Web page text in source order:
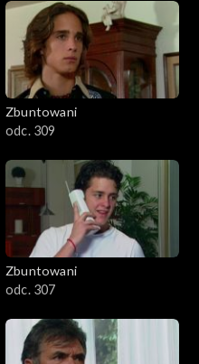
Zbuntowani
odc. 309
Zbuntowani
odc. 307